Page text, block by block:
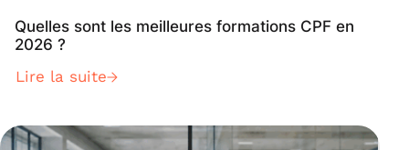
Quelles sont les meilleures formations CPF en
2026 ?
Lire la suite